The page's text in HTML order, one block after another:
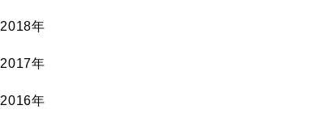
2018年
2017年
2016年